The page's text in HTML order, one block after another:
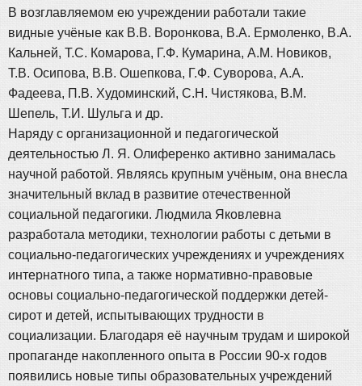
В возглавляемом ею учреждении работали такие
видные учёные как В.В. Воронкова, В.А. Ермоленко, В.А.
Кальней, Т.С. Комарова, Г.Ф. Кумарина, А.М. Новиков,
Т.В. Осипова, В.В. Ошепкова, Г.Ф. Суворова, А.А.
Фадеева, П.В. Худоминский, С.Н. Чистякова, В.М.
Шепель, Т.И. Шульга и др.
Наряду с организационной и педагогической
деятельностью Л. Я. Олиференко активно занималась
научной работой. Являясь крупным учёным, она внесла
значительный вклад в развитие отечественной
социальной педагогики. Людмила Яковлевна
разработала методики, технологии работы с детьми в
социально-педагогических учреждениях и учреждениях
интернатного типа, а также нормативно-правовые
основы социально-педагогической поддержки детей-
сирот и детей, испытывающих трудности в
социализации. Благодаря её научным трудам и широкой
пропаганде накопленного опыта в России 90-х годов
появились новые типы образовательных учреждений